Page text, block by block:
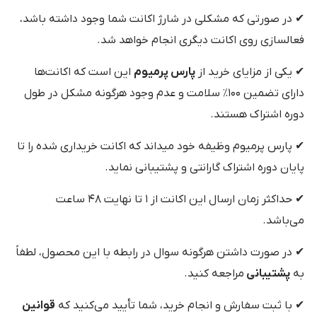
✔ در صورتی که مشکلی در شارژ اکانت شما وجود داشته باشد،
فعالسازی روی اکانت دیگری انجام خواهد شد.
✔ یکی از مزایای خرید از پارس پرمیوم این است که اکانت‌ها
دارای تضمین ۱۰۰٪ سلامت و عدم وجود هرگونه مشکل در طول
دوره اشتراک هستند.
✔ پارس پرمیوم وظیفه خود میداند که اکانت خریداری شده را تا
پایان دوره اشتراک گارانتی و پشتیبانی نماید.
✔ حداکثر زمان ارسال این اکانت از ۱ تا نهایت ۴۸ ساعت
می‌باشد.
✔ در صورت داشتن هرگونه سوال در رابطه با این محصول، لطفاً
به پشتیبانی مراجعه کنید.
✔ با ثبت سفارش و انجام خرید، شما تأیید می‌کنید که قوانین